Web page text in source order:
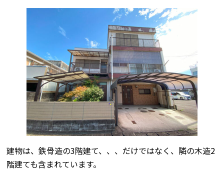
建物は、鉄骨造の3階建て、、、だけではなく、隣の木造2
階建ても含まれています。